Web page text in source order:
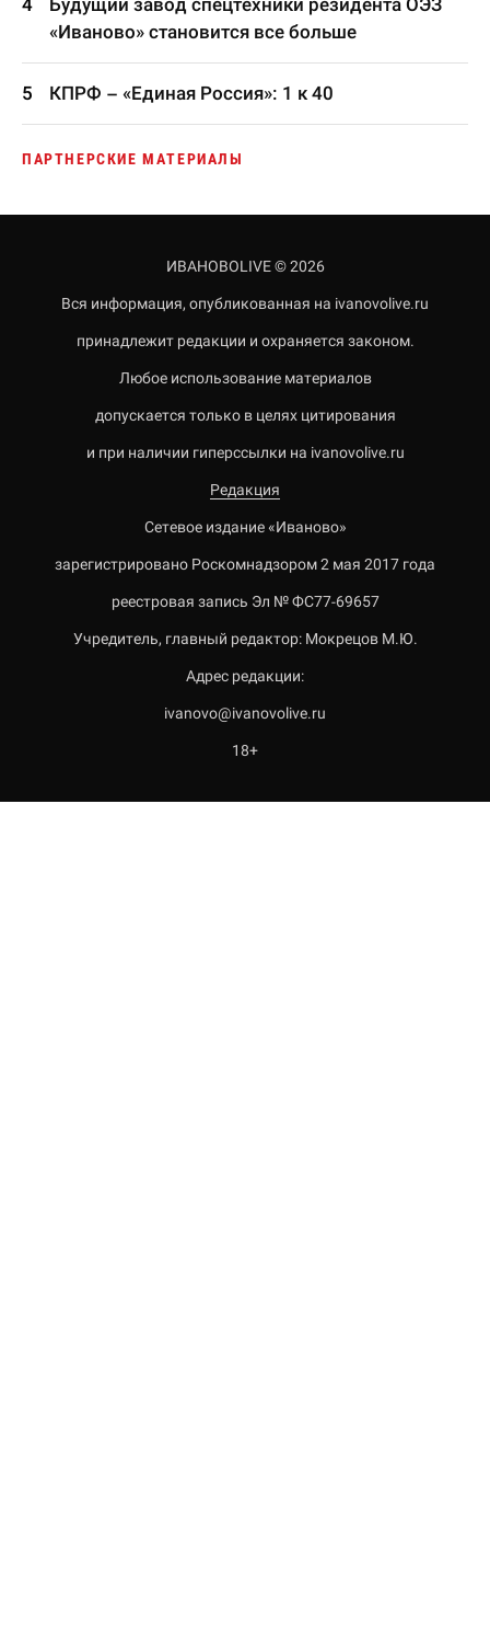
Будущий завод спецтехники резидента ОЭЗ
«Иваново» становится все больше
КПРФ – «Единая Россия»: 1 к 40
ПАРТНЕРСКИЕ МАТЕРИАЛЫ
ИВАНОВОLIVE © 2026
Вся информация, опубликованная на ivanovolive.ru
принадлежит редакции и охраняется законом.
Любое использование материалов
допускается только в целях цитирования
и при наличии гиперссылки на ivanovolive.ru
Редакция
Сетевое издание «Иваново»
зарегистрировано Роскомнадзором 2 мая 2017 года
реестровая запись Эл № ФС77-69657
Учредитель, главный редактор: Мокрецов М.Ю.
Адрес редакции:
ivanovo@ivanovolive.ru
18+